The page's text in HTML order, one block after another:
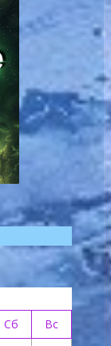
Сб
Вс